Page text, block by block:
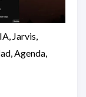
Jarvis,
Agenda,